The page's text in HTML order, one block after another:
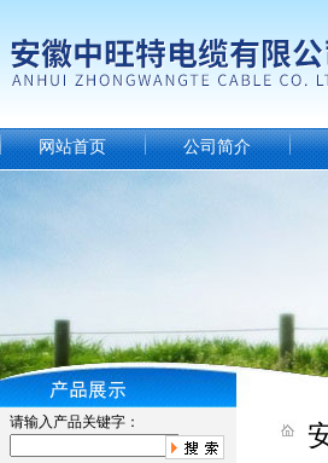
网站首页 公司简介
请输入产品关键字：